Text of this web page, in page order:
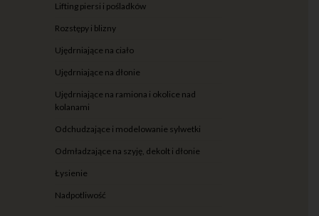
lifting piersi i pośladków
rozstępy i blizny
ujędrniające na ciało
ujędrniające na dłonie
ujędrniające na ramiona i okolice nad
kolanami
odchudzające i modelowanie sylwetki
odmładzające na szyję, dekolt i dłonie
łysienie
nadpotliwość